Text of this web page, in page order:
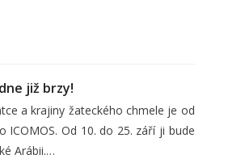
již brzy!
a krajiny žateckého chmele je od
Od 10. do 25. září ji bude
Arábii.…